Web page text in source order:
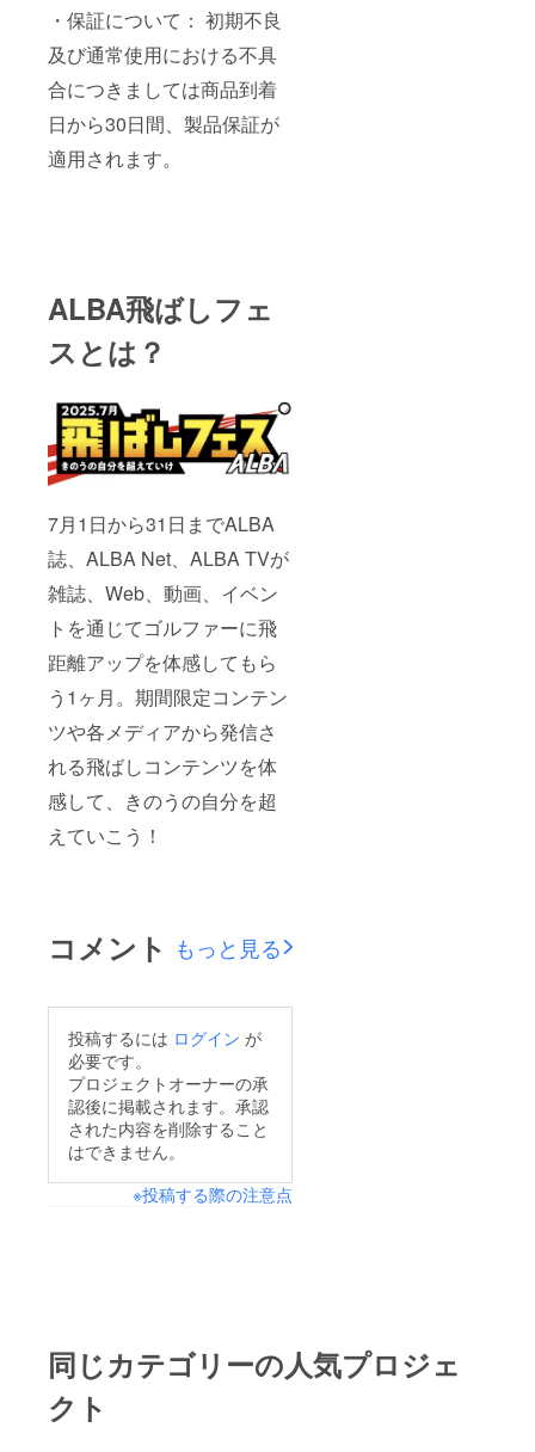
・保証について： 初期不良
及び通常使用における不具
合につきましては商品到着
日から30日間、製品保証が
適用されます。
ALBA飛ばしフェ
スとは？
7月1日から31日までALBA
誌、ALBA Net、ALBA TVが
雑誌、Web、動画、イベン
トを通じてゴルファーに飛
距離アップを体感してもら
う1ヶ月。期間限定コンテン
ツや各メディアから発信さ
れる飛ばしコンテンツを体
感して、きのうの自分を超
えていこう！
コメント もっと見る
投稿するには ログイン が
必要です。
プロジェクトオーナーの承
認後に掲載されます。承認
された内容を削除すること
はできません。
※投稿する際の注意点
同じカテゴリーの人気プロジェ
クト